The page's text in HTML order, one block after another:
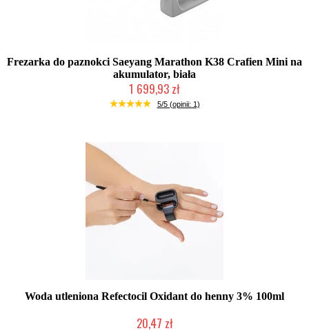
Frezarka do paznokci Saeyang Marathon K38 Crafien Mini na
akumulator, biała
1 699,93 zł
W magazynie producenta
5/5 (opinii: 1)
Woda utleniona Refectocil Oxidant do henny 3% 100ml
20,47 zł